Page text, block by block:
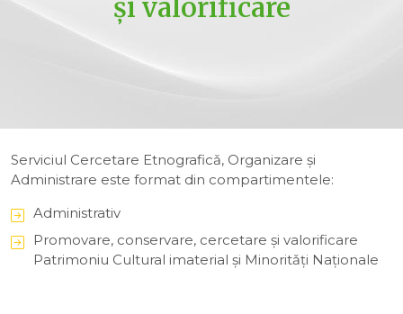
și valorificare
Serviciul Cercetare Etnograficǎ, Organizare şi
Administrare este format din compartimentele:
Administrativ
Promovare, conservare, cercetare şi valorificare
Patrimoniu Cultural imaterial şi Minoritǎți Naționale